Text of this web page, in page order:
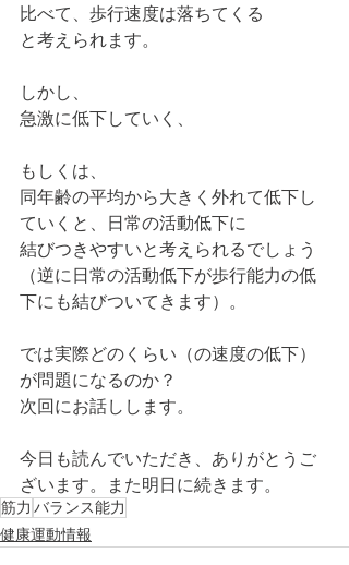
比べて、歩行速度は落ちてくる
と考えられます。
しかし、
急激に低下していく、
もしくは、
同年齢の平均から大きく外れて低下し
ていくと、日常の活動低下に
結びつきやすいと考えられるでしょう
（逆に日常の活動低下が歩行能力の低
下にも結びついてきます）。
では実際どのくらい（の速度の低下）
が問題になるのか？
次回にお話しします。
今日も読んでいただき、ありがとうご
ざいます。また明日に続きます。
筋力 バランス能力
健康運動情報